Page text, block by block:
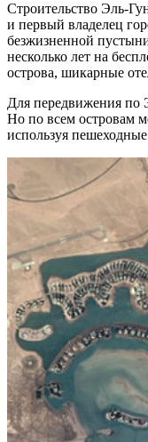
Строительство Эль-
и первый владелец
безжизненной
несколько лет на
острова, шикарные
Для передвижения по
Но по всем островам
используя